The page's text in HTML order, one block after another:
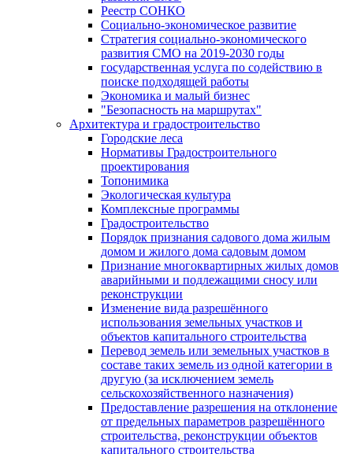
Реестр СОНКО
Социально-экономическое развитие
Стратегия социально-экономического
развития СМО на 2019-2030 годы
государственная услуга по содействию в
поиске подходящей работы
Экономика и малый бизнес
"Безопасность на маршрутах"
Архитектура и градостроительство
Городские леса
Нормативы Градостроительного
проектирования
Топонимика
Экологическая культура
Комплексные программы
Градостроительство
Порядок признания садового дома жилым
домом и жилого дома садовым домом
Признание многоквартирных жилых домов
аварийными и подлежащими сносу или
реконструкции
Изменение вида разрешённого
использования земельных участков и
объектов капитального строительства
Перевод земель или земельных участков в
составе таких земель из одной категории в
другую (за исключением земель
сельскохозяйственного назначения)
Предоставление разрешения на отклонение
от предельных параметров разрешённого
строительства, реконструкции объектов
капитального строительства